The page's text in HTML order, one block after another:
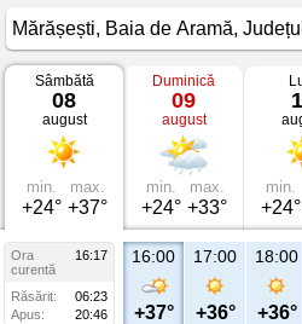
Vremea
Mărășești
Baia
Aramă,
Județul
Mehedinți
Sâmbătă
08
august
min.
+24°
max.
+37°
Duminică
09
august
min.
+24°
max.
+33°
min.
+24°
Ora
16:17
curentă
Răsărit:
06:23
Apus:
20:46
16:00
+37°
17:00
+36°
18:00
+36°